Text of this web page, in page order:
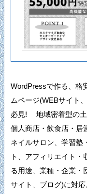
WordPressで作る、格
ムページ(WEBサイト
必見! 地域密着型の土
個人商店・飲食店・居
ネイルサロン、学習塾
ト、アフィリエイト
る用途、業種・企業・
サイト、ブログ)に対応